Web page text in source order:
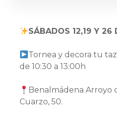
SÁBADOS 12,19 Y 26
Tornea y decora tu
de 10:30 a 13:00h
Benalmádena Arroyo
Cuarzo, 50.